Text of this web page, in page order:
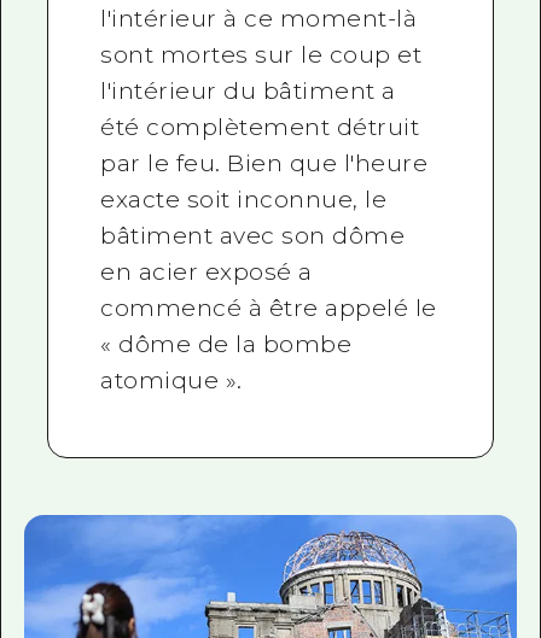
l'intérieur à ce moment-là
sont mortes sur le coup et
l'intérieur du bâtiment a
été complètement détruit
par le feu. Bien que l'heure
exacte soit inconnue, le
bâtiment avec son dôme
en acier exposé a
commencé à être appelé le
« dôme de la bombe
atomique ».